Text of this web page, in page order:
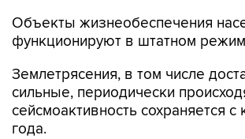
Объекты жизнеобеспечения
функционируют в штатном
Землетрясения, в том числе
сильные, периодически
сейсмоактивность сохраняется с
года.